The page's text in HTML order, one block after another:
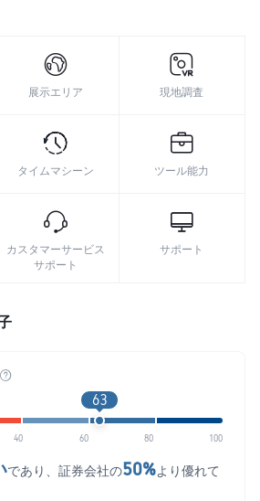
展示エリア 現地調査
タイムマシーン ツール能力
カスタマーサービス
サポート
サポート
63
40 60 80 100
であり、証券会社の50%より優れて